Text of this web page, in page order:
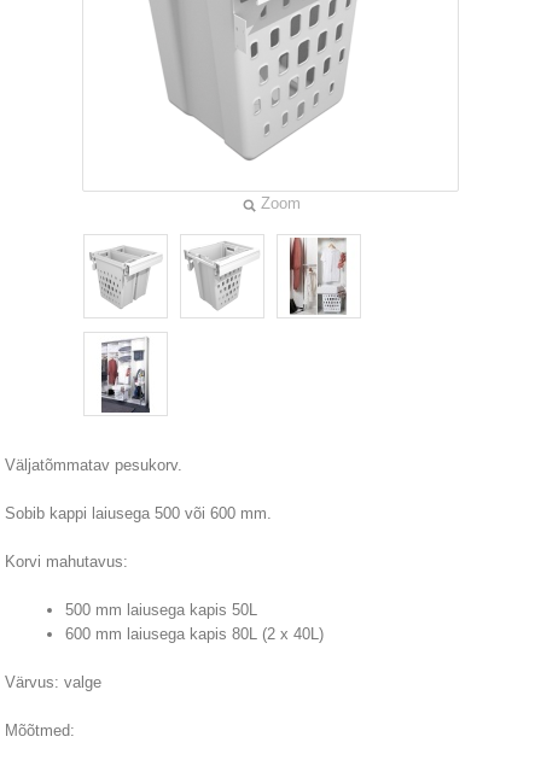
Zoom
Väljatõmmatav pesukorv.
Sobib kappi laiusega 500 või 600 mm.
Korvi mahutavus:
500 mm laiusega kapis 50L
600 mm laiusega kapis 80L (2 x 40L)
Värvus: valge
Mõõtmed: